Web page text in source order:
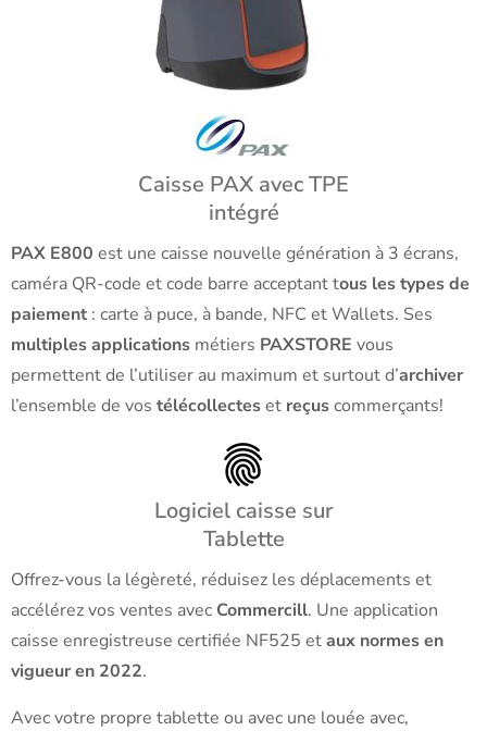
Caisse PAX avec TPE
intégré
PAX E800 est une caisse nouvelle génération à 3 écrans,
caméra QR-code et code barre acceptant tous les types de
paiement : carte à puce, à bande, NFC et Wallets. Ses
multiples applications métiers PAXSTORE vous
permettent de l’utiliser au maximum et surtout d’archiver
l’ensemble de vos télécollecteset reçuscommerçants!
Logiciel caisse sur
Tablette
Offrez-vous la légèreté, réduisez les déplacements et
accélérez vos ventes avec Commercill. Une application
caisse enregistreuse certifiée NF525 etaux normes en
vigueur en 2022.
Avec votre propre tablette ou avec une louée avec,